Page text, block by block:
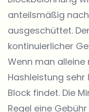
anteilsmäßig
ausgeschüttet.
kontinuierlicher
Wenn man alleine
Hashleistung
Block findet. Die
Regel eine Gebühr